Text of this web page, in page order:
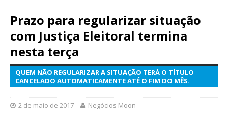
Prazo para regularizar situação
com Justiça Eleitoral termina
nesta terça
QUEM NÃO REGULARIZAR A SITUAÇÃO TERÁ O TÍTULO
CANCELADO AUTOMATICAMENTE ATÉ O FIM DO MÊS.
2 de maio de 2017 Negócios Moon